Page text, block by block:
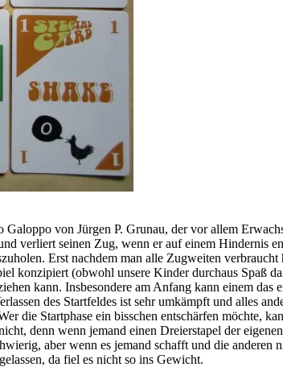
von Jürgen P. Grunau, der vor allem
verliert seinen Zug, wenn er auf einem Hindernis
Erst nachdem man alle Zugweiten
konzipiert (obwohl unsere Kinder durchaus Spaß
kann. Insbesondere am Anfang kann einem
des Startfeldes ist sehr umkämpft und alles
die Startphase ein bisschen entschärfen möchte,
denn wenn jemand einen Dreierstapel der
aber wenn es jemand schafft und die anderen
da fiel es nicht so ins Gewicht.